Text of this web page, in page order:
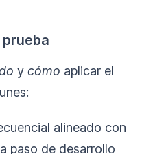
y cómo aplicar el
alineado con
paso de desarrollo